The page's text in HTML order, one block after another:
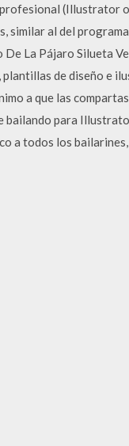
(Illustrator
similar al del
La Pájaro Silueta
de diseño e
a que las
para
a todos los